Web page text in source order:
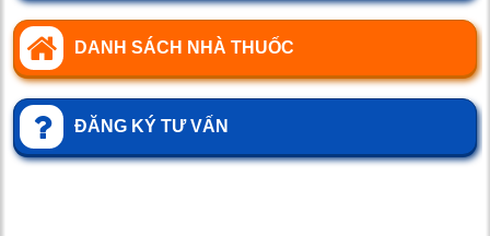
DANH SÁCH NHÀ THUỐC
ĐĂNG KÝ TƯ VẤN